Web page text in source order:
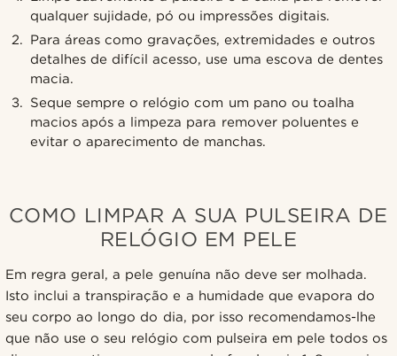
qualquer sujidade, pó ou impressões digitais.
Para áreas como gravações, extremidades e outros
detalhes de difícil acesso, use uma escova de dentes
macia.
Seque sempre o relógio com um pano ou toalha
macios após a limpeza para remover poluentes e
evitar o aparecimento de manchas.
COMO LIMPAR A SUA PULSEIRA DE
RELÓGIO EM PELE
Em regra geral, a pele genuína não deve ser molhada.
Isto inclui a transpiração e a humidade que evapora do
seu corpo ao longo do dia, por isso recomendamos-lhe
que não use o seu relógio com pulseira em pele todos os